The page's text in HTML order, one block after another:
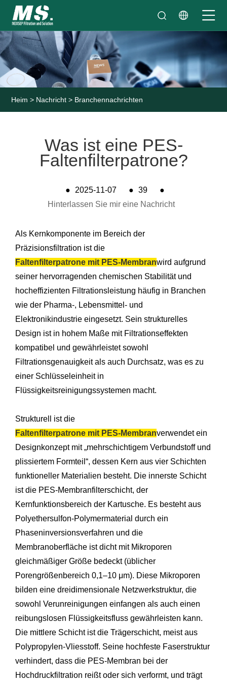
Heim > Nachricht > Branchennachrichten
Was ist eine PES-
Faltenfilterpatrone?
● 2025-11-07 ● 39
●
Hinterlassen Sie mir eine Nachricht
Als Kernkomponente im Bereich der
Präzisionsfiltration ist die
Faltenfilterpatrone mit PES-Membranwird aufgrund
seiner hervorragenden chemischen Stabilität und
hocheffizienten Filtrationsleistung häufig in Branchen
wie der Pharma-, Lebensmittel- und
Elektronikindustrie eingesetzt. Sein strukturelles
Design ist in hohem Maße mit Filtrationseffekten
kompatibel und gewährleistet sowohl
Filtrationsgenauigkeit als auch Durchsatz, was es zu
einer Schlüsseleinheit in
Flüssigkeitsreinigungssystemen macht.
Strukturell ist die
Faltenfilterpatrone mit PES-Membranverwendet ein
Designkonzept mit „mehrschichtigem Verbundstoff und
plissiertem Formteil“, dessen Kern aus vier Schichten
funktioneller Materialien besteht. Die innerste Schicht
ist die PES-Membranfilterschicht, der
Kernfunktionsbereich der Kartusche. Es besteht aus
Polyethersulfon-Polymermaterial durch ein
Phaseninversionsverfahren und die
Membranoberfläche ist dicht mit Mikroporen
gleichmäßiger Größe bedeckt (üblicher
Porengrößenbereich 0,1–10 μm). Diese Mikroporen
bilden eine dreidimensionale Netzwerkstruktur, die
sowohl Verunreinigungen einfangen als auch einen
reibungslosen Flüssigkeitsfluss gewährleisten kann.
Die mittlere Schicht ist die Trägerschicht, meist aus
Polypropylen-Vliesstoff. Seine hochfeste Faserstruktur
verhindert, dass die PES-Membran bei der
Hochdruckfiltration reißt oder sich verformt, und trägt